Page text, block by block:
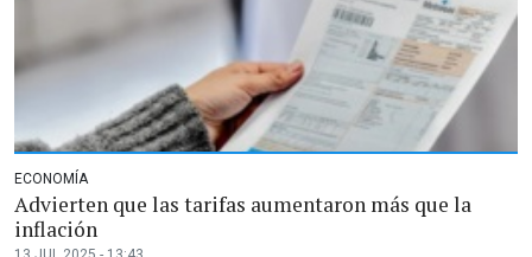
ECONOMÍA
Advierten que las tarifas aumentaron más que la
inflación